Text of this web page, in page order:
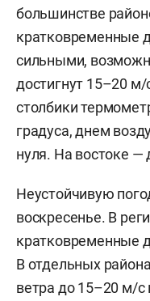
большинстве
кратковременные
сильными,
достигнут 15–20
столбики
градуса, днем
нуля. На востоке —
Неустойчивую
воскресенье. В
кратковременные
В отдельных
ветра до 15–20 м/с